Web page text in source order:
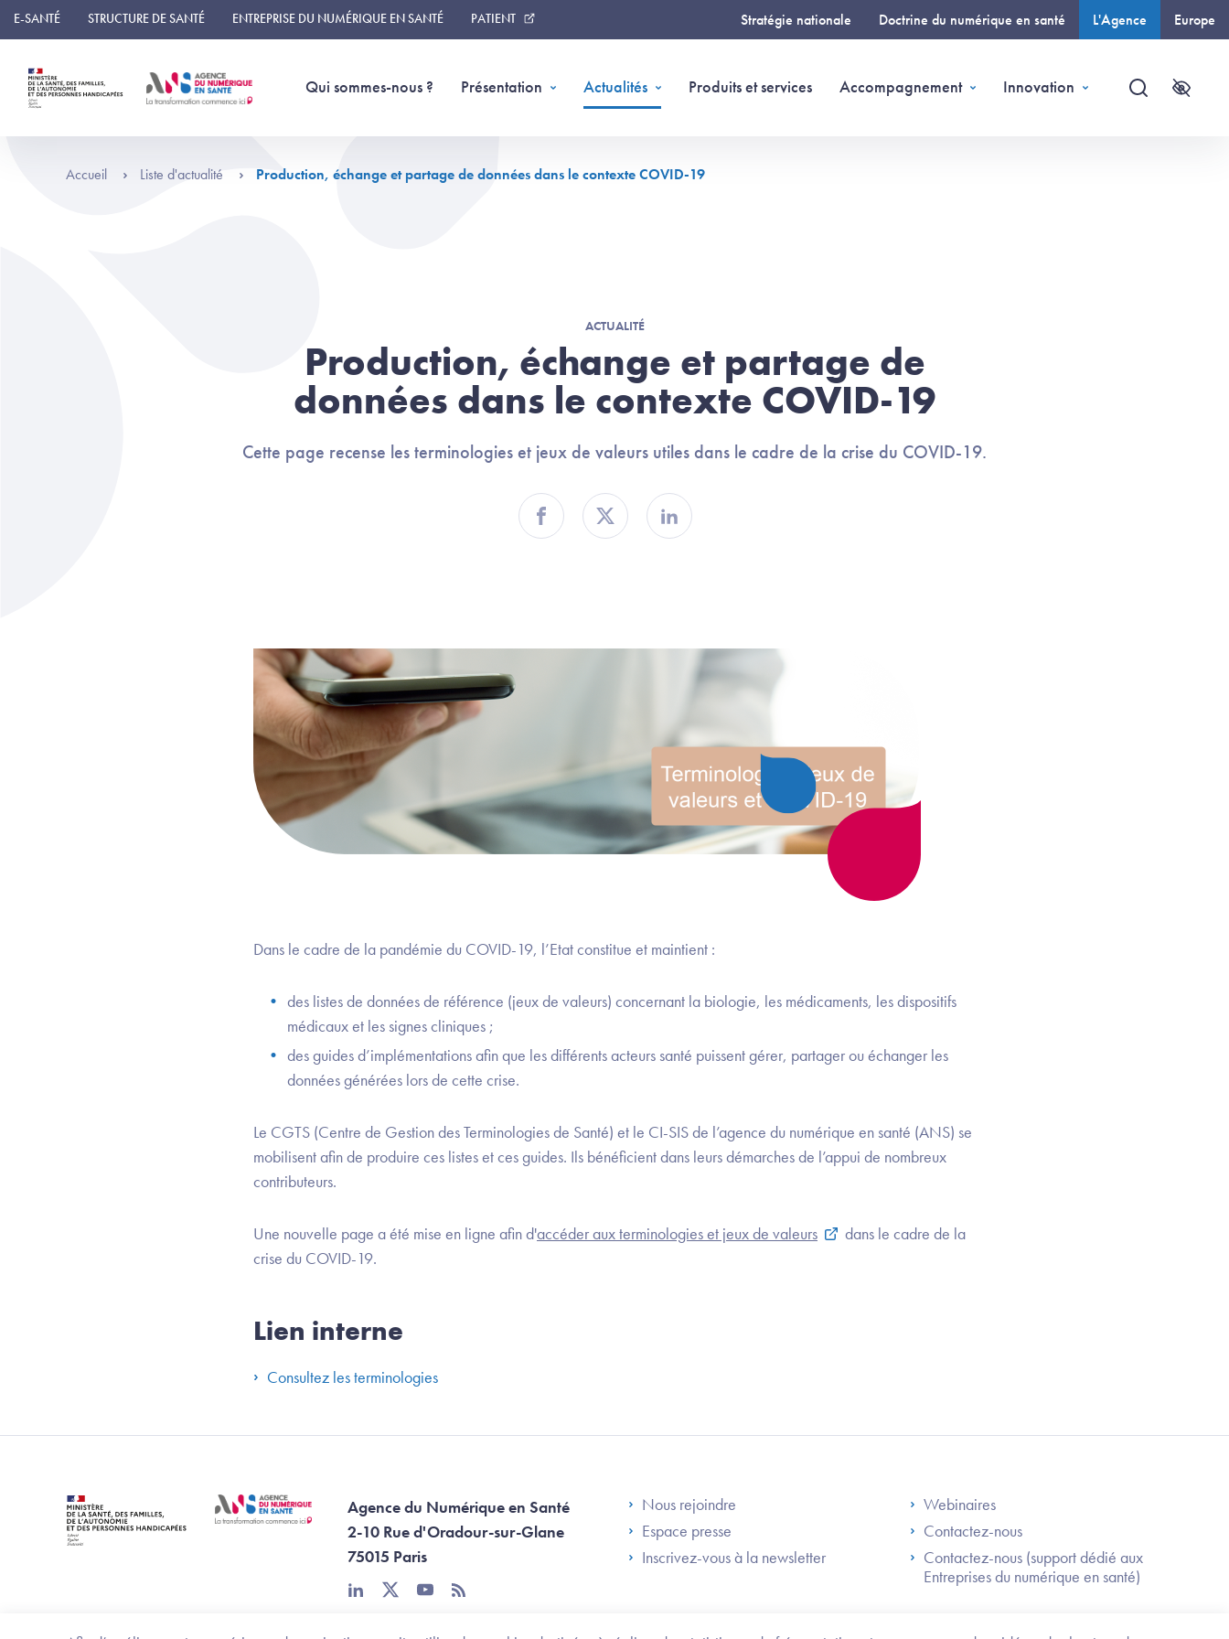
Panneau de gestion des cookies
E-SANTÉ STRUCTURE DE SANTÉ ENTREPRISE DU NUMÉRIQUE EN SANTÉ PATIENT Stratégie nationale Doctrine du numérique en santé L'Agence Europe
Qui sommes-nous ? Présentation Actualités Produits et services Accompagnement Innovation
Recherche
Accueil Liste d'actualité Production, échange et partage de données dans le contexte COVID-19
ACTUALITÉ
Production, échange et partage de
données dans le contexte COVID-19
Cette page recense les terminologies et jeux de valeurs utiles dans le cadre de la crise du COVID-19.
Partager sur Facebook
Partager sur TwitterPartager sur Linkedin
Dans le cadre de la pandémie du COVID-19, l’Etat constitue et maintient :
des listes de données de référence (jeux de valeurs) concernant la biologie, les médicaments, les dispositifs
médicaux et les signes cliniques ;
des guides d’implémentations afin que les différents acteurs santé puissent gérer, partager ou échanger les
données générées lors de cette crise.
Le CGTS (Centre de Gestion des Terminologies de Santé) et le CI-SIS de l’agence du numérique en santé (ANS) se
mobilisent afin de produire ces listes et ces guides. Ils bénéficient dans leurs démarches de l’appui de nombreux
contributeurs.
Une nouvelle page a été mise en ligne afin d'accéder aux terminologies et jeux de valeurs
dans le cadre de la
crise du COVID-19.
Lien interne
Consultez les terminologies
Agence du Numérique en Santé
2-10 Rue d'Oradour-sur-Glane
75015 Paris
linkedintwitteryoutube
rss
Footer Left ANS
Nous rejoindre
Espace presse
Inscrivez-vous à la newsletter
Footer Right ANS
Webinaires
Contactez-nous
Contactez-nous (support dédié aux
Entreprises du numérique en santé)